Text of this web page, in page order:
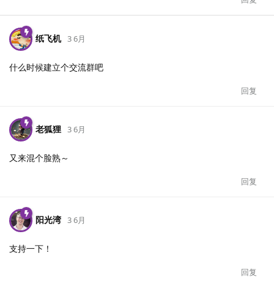
纸飞机 3 6月
什么时候建立个交流群吧
回复
老狐狸 3 6月
又来混个脸熟～
回复
阳光湾 3 6月
支持一下！
回复